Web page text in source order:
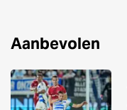
Aanbevolen